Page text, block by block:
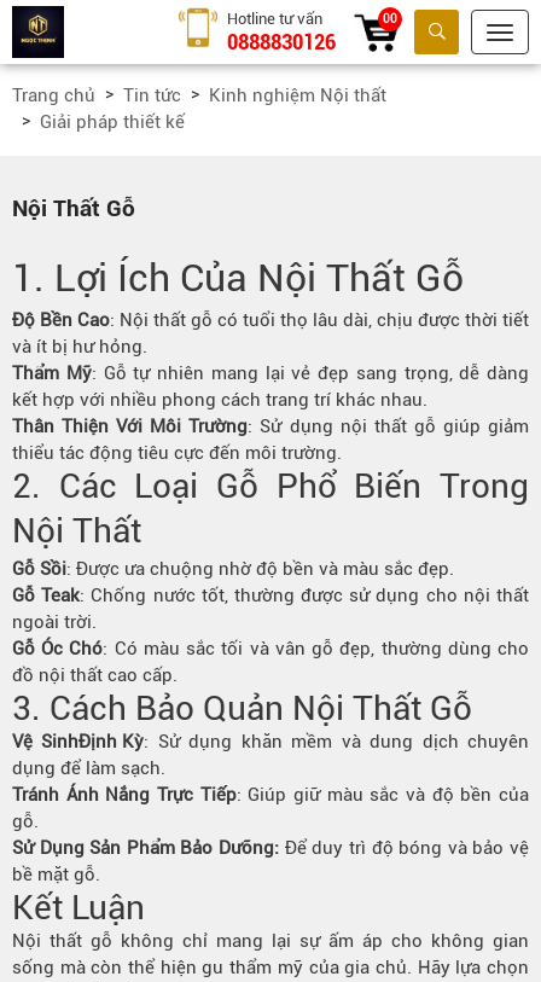
Tìm kiếm
Hotline tư vấn
0888830126
00
Trang chủ Tin tức
Kinh nghiệm Nội thất
Giải pháp thiết kế
Nội Thất Gỗ
1. Lợi Ích Của Nội Thất Gỗ
Độ Bền Cao: Nội thất gỗ có tuổi thọ lâu dài, chịu được thời tiết
và ít bị hư hỏng.
Thẩm Mỹ: Gỗ tự nhiên mang lại vẻ đẹp sang trọng, dễ dàng
kết hợp với nhiều phong cách trang trí khác nhau.
Thân Thiện Với Môi Trường: Sử dụng nội thất gỗ giúp giảm
thiểu tác động tiêu cực đến môi trường.
2. Các Loại Gỗ Phổ Biến Trong
Nội Thất
Gỗ Sồi: Được ưa chuộng nhờ độ bền và màu sắc đẹp.
Gỗ Teak: Chống nước tốt, thường được sử dụng cho nội thất
ngoài trời.
Gỗ Óc Chó: Có màu sắc tối và vân gỗ đẹp, thường dùng cho
đồ nội thất cao cấp.
3. Cách Bảo Quản Nội Thất Gỗ
Vệ SinhĐịnh Kỳ: Sử dụng khăn mềm và dung dịch chuyên
dụng để làm sạch.
Tránh Ánh Nắng Trực Tiếp: Giúp giữ màu sắc và độ bền của
gỗ.
Sử Dụng Sản Phẩm Bảo Dưỡng: Để duy trì độ bóng và bảo vệ
bề mặt gỗ.
Kết Luận
Nội thất gỗ không chỉ mang lại sự ấm áp cho không gian
sống mà còn thể hiện gu thẩm mỹ của gia chủ. Hãy lựa chọn